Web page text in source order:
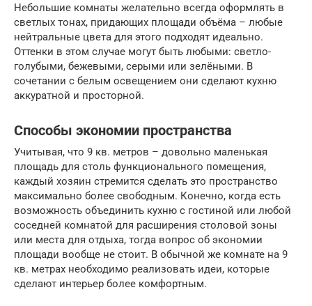
Небольшие комнаты желательно всегда оформлять в
светлых тонах, придающих площади объёма – любые
нейтральные цвета для этого подходят идеально.
Оттенки в этом случае могут быть любыми: светло-
голубыми, бежевыми, серыми или зелёными. В
сочетании с белым освещением они сделают кухню
аккуратной и просторной.
Способы экономии пространства
Учитывая, что 9 кв. метров – довольно маленькая
площадь для столь функционального помещения,
каждый хозяин стремится сделать это пространство
максимально более свободным. Конечно, когда есть
возможность объединить кухню с гостиной или любой
соседней комнатой для расширения столовой зоны
или места для отдыха, тогда вопрос об экономии
площади вообще не стоит. В обычной же комнате на 9
кв. метрах необходимо реализовать идеи, которые
сделают интерьер более комфортным.